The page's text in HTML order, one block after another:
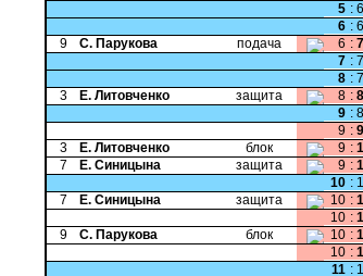
5 : 6
6 : 6
9
С. Парукова подача 6 : 7
7 : 7
8 : 7
3
Е. Литовченко защита 8 : 8
9 : 8
9 : 9
3
Е. Литовченко блок 9 :
7
Е. Синицына защита 9 :
10 :
7
Е. Синицына защита 10 :
10 :
9
С. Парукова блок 10 :
10 :
11 :